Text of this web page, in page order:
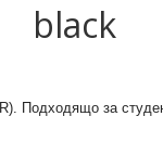
black
Подходящо за